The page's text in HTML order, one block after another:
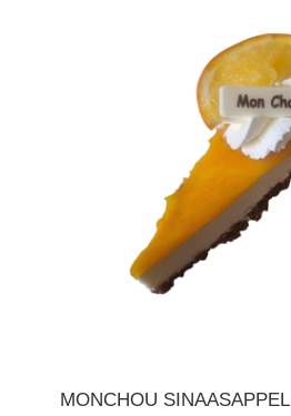
MONCHOU SINAASAPPEL